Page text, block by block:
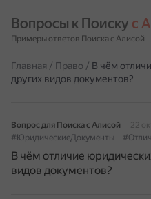
Вопросы к Поиску с
Примеры ответов Поиска с Алисой
Главная / Право / В чём
других видов документов?
Вопрос для Поиска с Алисой
22
#ЮридическиеДокументы
В чём отличие
видов документов?